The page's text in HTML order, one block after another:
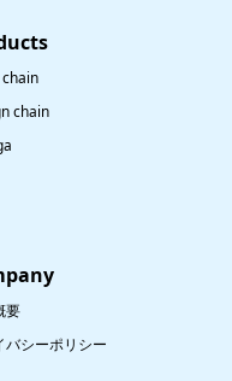
chain
要
バシーポリシー